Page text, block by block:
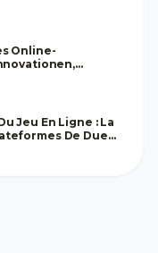
Online-
Jeu En Ligne : La
De Duel